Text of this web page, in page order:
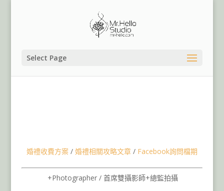
Select Page
婚禮收費方案/ 婚禮相關攻略文章/ Facebook詢問檔期
+Photographer / 首席雙攝影師+總監拍攝